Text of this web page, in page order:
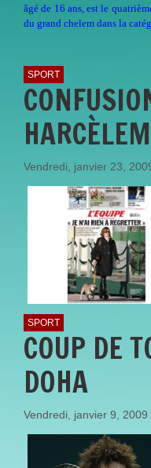
âgé de 16 ans, est le
du grand chelem dans la
SPORT
Vendredi, janvier 23,
SPORT
COUP DE
DOHA
Vendredi, janvier 9,